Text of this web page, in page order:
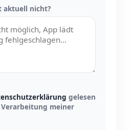
aktuell nicht?
gelesen
meiner